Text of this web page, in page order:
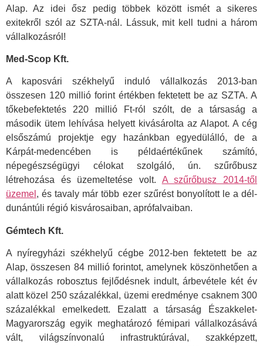
Alap. Az idei ősz pedig többek között ismét a sikeres
exitekről szól az SZTA-nál. Lássuk, mit kell tudni a három
vállalkozásról!
Med-Scop Kft.
A kaposvári székhelyű induló vállalkozás 2013-ban
összesen 120 millió forint értékben fektetett be az SZTA. A
tőkebefektetés 220 millió Ft-ról szólt, de a társaság a
második ütem lehívása helyett kivásárolta az Alapot. A cég
elsőszámú projektje egy hazánkban egyedülálló, de a
Kárpát-medencében is példaértékűnek számító,
népegészségügyi célokat szolgáló, ún. szűrőbusz
létrehozása és üzemeltetése volt. A szűrőbusz 2014-től
üzemel , és tavaly már több ezer szűrést bonyolított le a dél-
dunántúli régió kisvárosaiban, aprófalvaiban.
Gémtech Kft.
A nyíregyházi székhelyű cégbe 2012-ben fektetett be az
Alap, összesen 84 millió forintot, amelynek köszönhetően a
vállalkozás robosztus fejlődésnek indult, árbevétele két év
alatt közel 250 százalékkal, üzemi eredménye csaknem 300
százalékkal emelkedett. Ezalatt a társaság Északkelet-
Magyarország egyik meghatározó fémipari vállalkozásává
vált, világszínvonalú infrastruktúrával, szakképzett,